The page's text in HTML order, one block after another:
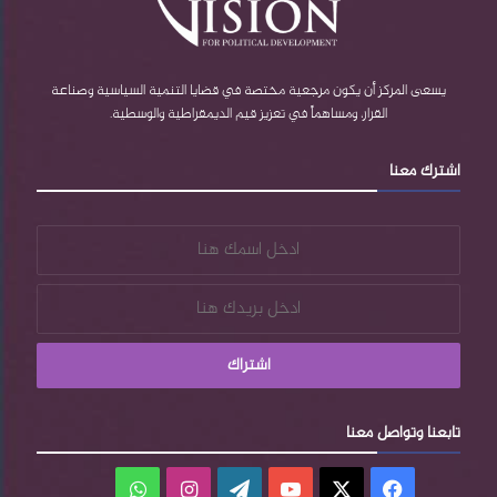
b
e
r
e
ا
م
يسعى المركز أن يكون مرجعية مختصة في قضايا التنمية السياسية وصناعة
القرار، ومساهماً في تعزيز قيم الديمقراطية والوسطية.
اشترك معنا
تابعنا وتواصل معنا
فيسبوك ‫YouTube
‫WordPress
انستقرام